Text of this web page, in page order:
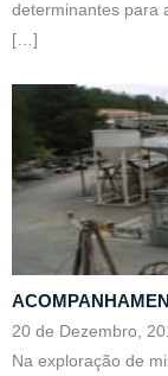
determinantes para
[…]
20 de Dezembro,
Na exploração de